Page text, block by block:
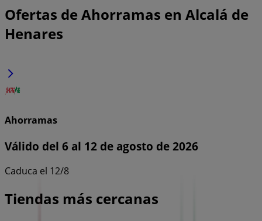
Ofertas de Ahorramas en Alcalá de
Henares
Ahorramas
Válido del 6 al 12 de agosto de 2026
Caduca el 12/8
Tiendas más cercanas